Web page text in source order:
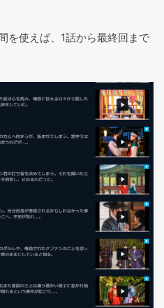
を使えば、1話から最終回まで